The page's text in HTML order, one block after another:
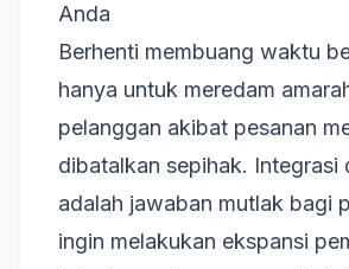
Anda
Berhenti membuang waktu
hanya untuk meredam
pelanggan akibat pesanan
dibatalkan sepihak. Integrasi
adalah jawaban mutlak bagi
ingin melakukan ekspansi